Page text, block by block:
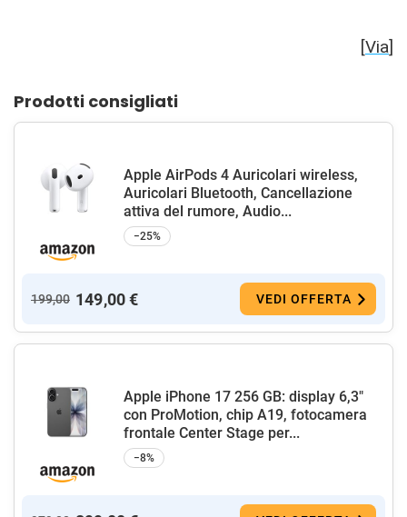
[Via]
Prodotti consigliati
Apple AirPods 4 Auricolari wireless,
Auricolari Bluetooth, Cancellazione
attiva del rumore, Audio...
−25%
199,00 149,00 € VEDI OFFERTA
Apple iPhone 17 256 GB: display 6,3"
con ProMotion, chip A19, fotocamera
frontale Center Stage per...
−8%